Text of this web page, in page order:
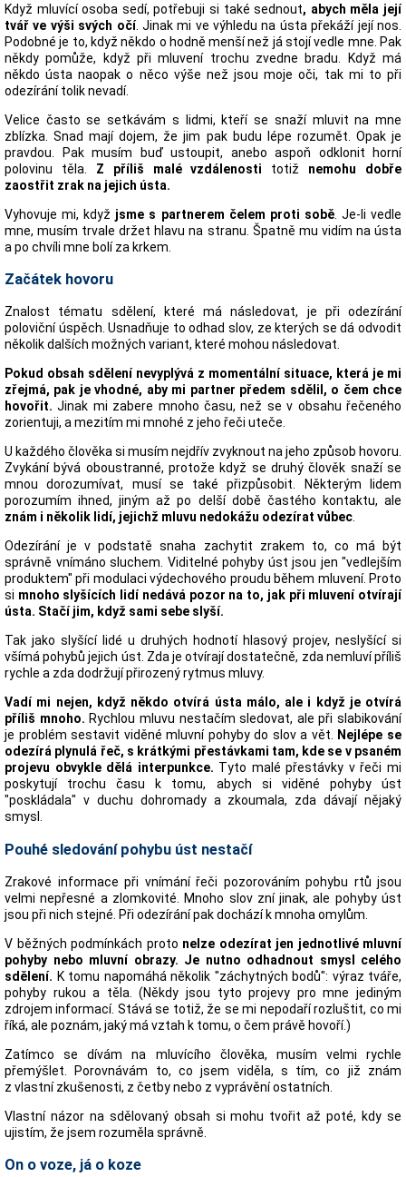
Když mluvící osoba sedí, potřebuji si také sednout, abych měla její
tvář ve výši svých očí. Jinak mi ve výhledu na ústa překáží její nos.
Podobné je to, když někdo o hodně menší než já stojí vedle mne. Pak
někdy pomůže, když při mluvení trochu zvedne bradu. Když má
někdo ústa naopak o něco výše než jsou moje oči, tak mi to při
odezírání tolik nevadí.
Velice často se setkávám s lidmi, kteří se snaží mluvit na mne
zblízka. Snad mají dojem, že jim pak budu lépe rozumět. Opak je
pravdou. Pak musím buď ustoupit, anebo aspoň odklonit horní
polovinu těla. Z příliš malé vzdálenosti totiž nemohu dobře
zaostřit zrak na jejich ústa.
Vyhovuje mi, když jsme s partnerem čelem proti sobě. Je-li vedle
mne, musím trvale držet hlavu na stranu. Špatně mu vidím na ústa
a po chvíli mne bolí za krkem.
Začátek hovoru
Znalost tématu sdělení, které má následovat, je při odezírání
poloviční úspěch. Usnadňuje to odhad slov, ze kterých se dá odvodit
několik dalších možných variant, které mohou následovat.
Pokud obsah sdělení nevyplývá z momentální situace, která je mi
zřejmá, pak je vhodné, aby mi partner předem sdělil, o čem chce
hovořit. Jinak mi zabere mnoho času, než se v obsahu řečeného
zorientuji, a mezitím mi mnohé z jeho řeči uteče.
U každého člověka si musím nejdřív zvyknout na jeho způsob hovoru.
Zvykání bývá oboustranné, protože když se druhý člověk snaží se
mnou dorozumívat, musí se také přizpůsobit. Některým lidem
porozumím ihned, jiným až po delší době častého kontaktu, ale
znám i několik lidí, jejichž mluvu nedokážu odezírat vůbec.
Odezírání je v podstatě snaha zachytit zrakem to, co má být
správně vnímáno sluchem. Viditelné pohyby úst jsou jen "vedlejším
produktem" při modulaci výdechového proudu během mluvení. Proto
si mnoho slyšících lidí nedává pozor na to, jak při mluvení otvírají
ústa. Stačí jim, když sami sebe slyší.
Tak jako slyšící lidé u druhých hodnotí hlasový projev, neslyšící si
všímá pohybů jejich úst. Zda je otvírají dostatečně, zda nemluví příliš
rychle a zda dodržují přirozený rytmus mluvy.
Vadí mi nejen, když někdo otvírá ústa málo, ale i když je otvírá
příliš mnoho. Rychlou mluvu nestačím sledovat, ale při slabikování
je problém sestavit viděné mluvní pohyby do slov a vět. Nejlépe se
odezírá plynulá řeč, s krátkými přestávkami tam, kde se v psaném
projevu obvykle dělá interpunkce. Tyto malé přestávky v řeči mi
poskytují trochu času k tomu, abych si viděné pohyby úst
"poskládala" v duchu dohromady a zkoumala, zda dávají nějaký
smysl.
Pouhé sledování pohybu úst nestačí
Zrakové informace při vnímání řeči pozorováním pohybu rtů jsou
velmi nepřesné a zlomkovité. Mnoho slov zní jinak, ale pohyby úst
jsou při nich stejné. Při odezírání pak dochází k mnoha omylům.
V běžných podmínkách proto nelze odezírat jen jednotlivé mluvní
pohyby nebo mluvní obrazy. Je nutno odhadnout smysl celého
sdělení. K tomu napomáhá několik "záchytných bodů": výraz tváře,
pohyby rukou a těla. (Někdy jsou tyto projevy pro mne jediným
zdrojem informací. Stává se totiž, že se mi nepodaří rozluštit, co mi
říká, ale poznám, jaký má vztah k tomu, o čem právě hovoří.)
Zatímco se dívám na mluvícího člověka, musím velmi rychle
přemýšlet. Porovnávám to, co jsem viděla, s tím, co již znám
z vlastní zkušenosti, z četby nebo z vyprávění ostatních.
Vlastní názor na sdělovaný obsah si mohu tvořit až poté, kdy se
ujistím, že jsem rozuměla správně.
On o voze, já o koze